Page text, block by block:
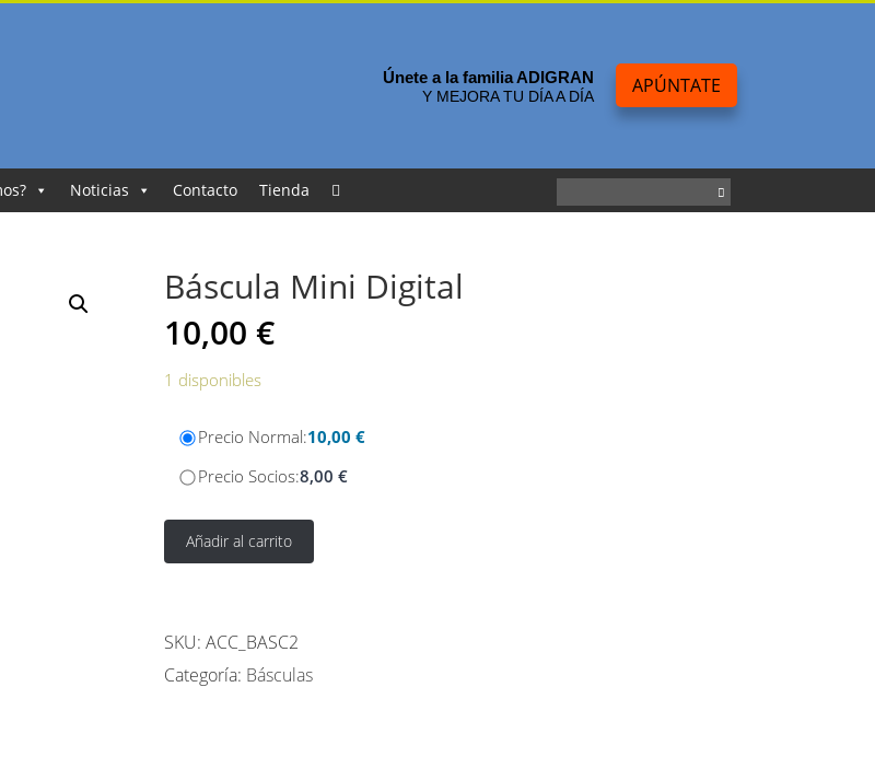
Únete a la familia ADIGRAN
Y MEJORA TU DÍA A DÍA APÚNTATE
Noticias Contacto Tienda
Báscula Mini Digital
10,00 €
1 disponibles
Precio Normal:10,00 €
Precio Socios:8,00 €
Añadir al carrito
SKU: ACC_BASC2
Categoría: Básculas